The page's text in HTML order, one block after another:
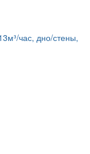
час, дно/стены,